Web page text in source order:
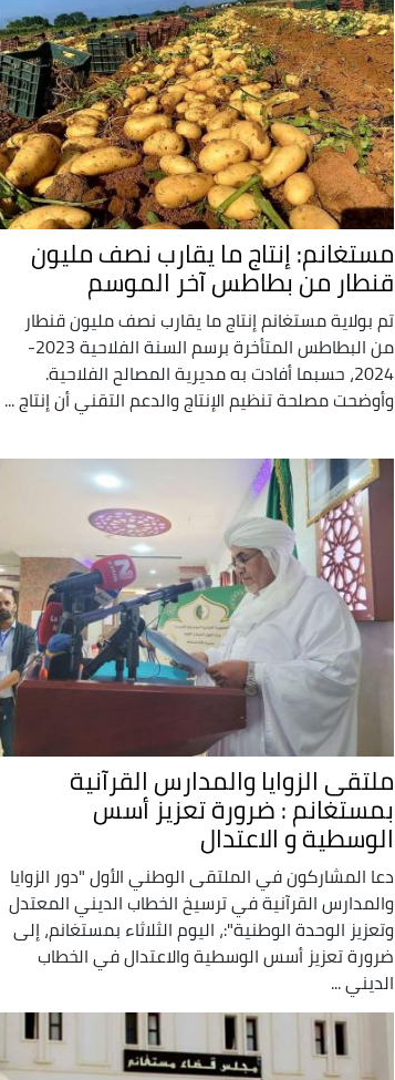
مستغانم: إنتاج ما يقارب نصف مليون
قنطار من بطاطس آخر الموسم
تم بولاية مستغانم إنتاج ما يقارب نصف مليون قنطار
من البطاطس المتأخرة برسم السنة الفلاحية 2023-
2024، حسبما أفادت به مديرية المصالح الفلاحية.
وأوضحت مصلحة تنظيم الإنتاج والدعم التقني أن إنتاج ...
ملتقى الزوايا والمدارس القرآنية
بمستغانم : ضرورة تعزيز أسس
الوسطية و الاعتدال
دعا المشاركون في الملتقى الوطني الأول "دور الزوايا
والمدارس القرآنية في ترسيخ الخطاب الديني المعتدل
وتعزيز الوحدة الوطنية":، اليوم الثلاثاء بمستغانم، إلى
ضرورة تعزيز أسس الوسطية والاعتدال في الخطاب
الديني ...